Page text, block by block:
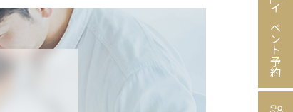
イベント予約